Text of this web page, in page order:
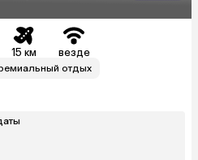
15 км везде
отдых